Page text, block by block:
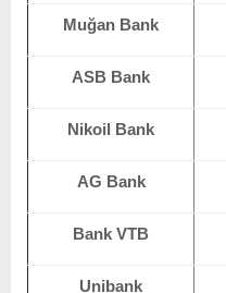
Muğan Bank
ASB Bank
Nikoil Bank
AG Bank
Bank VTB
Unibank